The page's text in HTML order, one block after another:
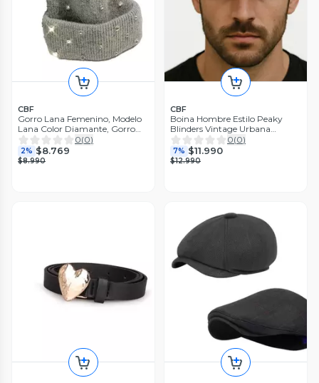
CBF
Gorro Lana Femenino, Modelo
Lana Color Diamante, Gorro
Moda Gris Talla Estándar
0(0)
2% $8.769
$8.990
CBF
Boina Hombre Estilo Peaky
Blinders Vintage Urbana
Elegante
0(0)
7% $11.990
$12.990